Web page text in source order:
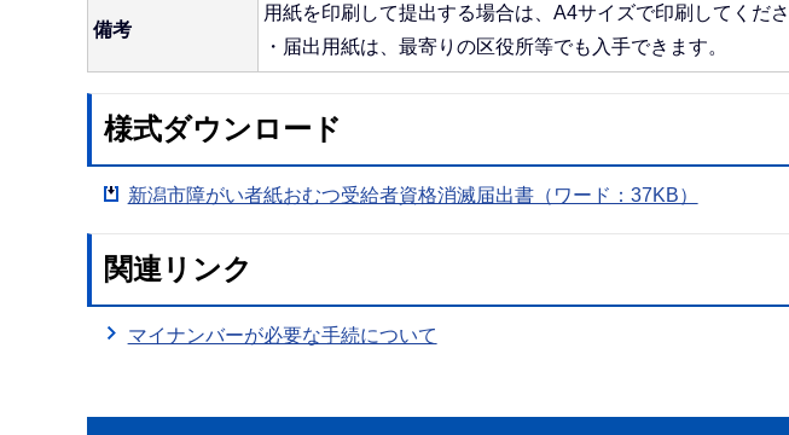
備考
用紙を印刷して提出する場合は、A4サイズで印刷してくださ
・届出用紙は、最寄りの区役所等でも入手できます。
様式ダウンロード
新潟市障がい者紙おむつ受給者資格消滅届出書（ワード：37KB）
関連リンク
マイナンバーが必要な手続について